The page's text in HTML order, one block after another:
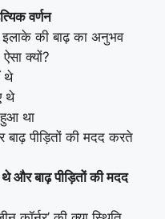
वर्णन
की बाढ़ का अनुभव
क्यों?
थे
थे
था
पीड़ितों की मदद करते
और बाढ़ पीड़ितों की मदद